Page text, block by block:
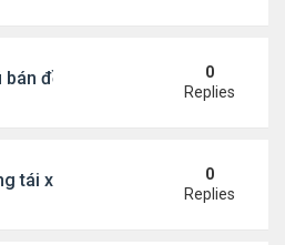
bán đồ ăn online mưu sinh
0
Replies
tái xuất trên sân khấu
0
Replies